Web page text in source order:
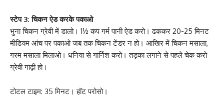
स्टेप 3: चिकन ऐड करके पकाओ
भुना चिकन ग्रेवी में डालो। 1½ कप गर्म पानी ऐड करो। ढककर 20-25 मिनट
मीडियम आंच पर पकाओ जब तक चिकन टेंडर न हो। आखिर में चिकन मसाला,
गरम मसाला मिलाओ। धनिया से गार्निश करो। तड़का लगाने से पहले चेक करो
ग्रेवी गाढ़ी हो।
टोटल टाइम: 35 मिनट। हॉट परोसो।